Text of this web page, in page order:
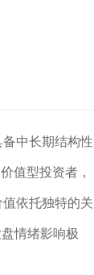
中长期结构性
值型投资者，
依托独特的关
情绪影响极